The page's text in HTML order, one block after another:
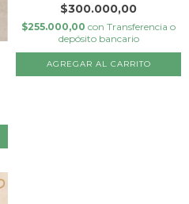
$300.000,00
$255.000,00 con Transferencia o
depósito bancario